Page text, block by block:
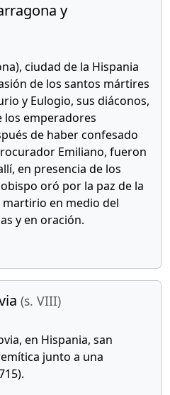
y
ciudad de la Hispania
de los santos mártires
y Eulogio, sus diáconos,
los emperadores
de haber confesado
Emiliano, fueron
en presencia de los
oró por la paz de la
en medio del
y en oración.
(s. VIII)
en Hispania, san
junto a una